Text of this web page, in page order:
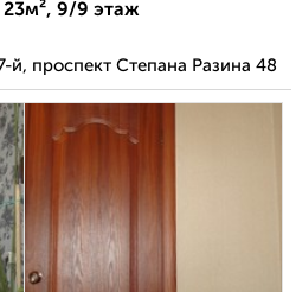
23м², 9/9 этаж
й, проспект Степана Разина 48